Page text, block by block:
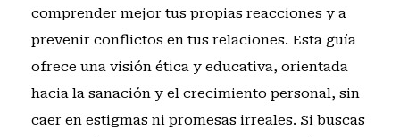
comprender mejor tus propias reacciones y a
prevenir conflictos en tus relaciones. Esta guía
ofrece una visión ética y educativa, orientada
hacia la sanación y el crecimiento personal, sin
caer en estigmas ni promesas irreales. Si buscas